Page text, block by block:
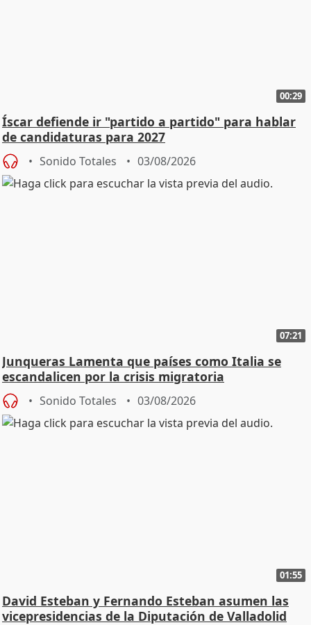
00:29
Íscar defiende ir "partido a partido" para hablar
de candidaturas para 2027
Sonido Totales 03/08/2026
07:21
Junqueras Lamenta que países como Italia se
escandalicen por la crisis migratoria
Sonido Totales 03/08/2026
01:55
David Esteban y Fernando Esteban asumen las
vicepresidencias de la Diputación de Valladolid